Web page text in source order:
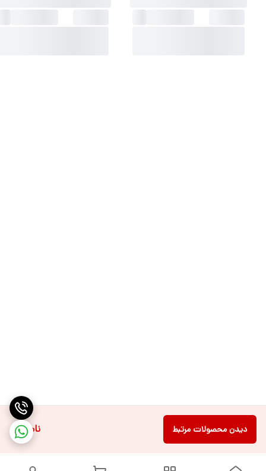
ناموجود دیدن محصولات مرتبط